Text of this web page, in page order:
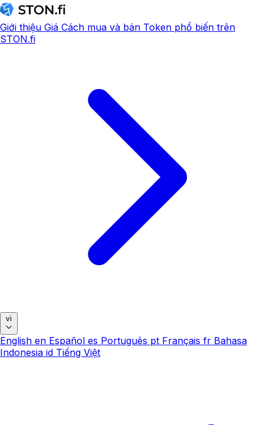
Giới thiệu Giá Cách mua và bán Token phổ biến trên
STON.fi
vi
English en Español es Português pt Français fr Bahasa
Indonesia id Tiếng Việt